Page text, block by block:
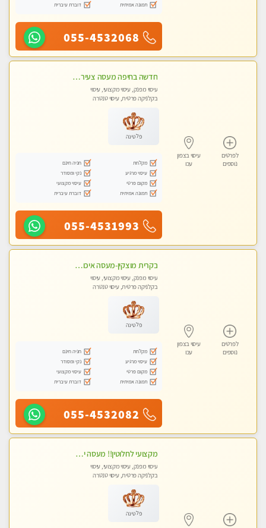
תמונה אמיתית
דוברת עיברית
055-4532068
לפרטים
נוספים
עיסוי בצפון
עכו
חדשה בחיפה מעסה צעירה איכותית וקלאסית מזמינה אותך לעיסוי נעים מפנק ומרגיעה+ אבנים חמות וכוסות רוח מומלץ מאוד . . . highly recommended..new in the ci
עיסוי מפנק, עיסוי מקצועי, עיסוי
בקלניקה פרטית, עיסוי טנטרה
פלטינה
מקלחת
חניה חינם
עיסוי מרגיע
נקי ומסודר
מקום פרטי
עיסוי מקצועי
תמונה אמיתית
דוברת עיברית
055-4531993
לפרטים
נוספים
עיסוי בצפון
עכו
בקרית מוצקין-מעסה איכותית מקצועית ומפנקת בקריות
עיסוי מפנק, עיסוי מקצועי, עיסוי
בקלניקה פרטית, עיסוי טנטרה
פלטינה
מקלחת
חניה חינם
עיסוי מרגיע
נקי ומסודר
מקום פרטי
עיסוי מקצועי
תמונה אמיתית
דוברת עיברית
055-4532082
מקצועי לחלוטין!! מעסה יפה איכותית מקצועית ומפנקת מאוד פרטי מומלץ בחום.עיסוי מפנק מאוווד.
עיסוי מפנק, עיסוי מקצועי, עיסוי
בקלניקה פרטית, עיסוי טנטרה
פלטינה